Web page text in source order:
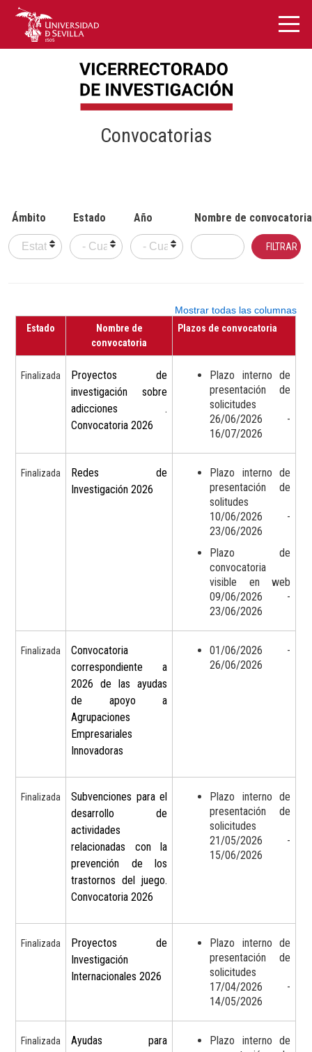
Convocatorias
Ámbito Estado Año Nombre de convocatoria
Mostrar todas las columnas
Estado
Nombre de
convocatoria
Plazos de convocatoria
Finalizada
Proyectos de
investigación sobre
adicciones .
Convocatoria 2026
Plazo interno de
presentación de
solicitudes
26/06/2026 -
16/07/2026
Finalizada
Redes de
Investigación 2026
Plazo interno de
presentación de
solitudes
10/06/2026 -
23/06/2026
Plazo de
convocatoria
visible en web
09/06/2026 -
23/06/2026
Finalizada
Convocatoria
correspondiente a
2026 de las ayudas
de apoyo a
Agrupaciones
Empresariales
Innovadoras
01/06/2026 -
26/06/2026
Finalizada
Subvenciones para el
desarrollo de
actividades
relacionadas con la
prevención de los
trastornos del juego.
Convocatoria 2026
Plazo interno de
presentación de
solicitudes
21/05/2026 -
15/06/2026
Finalizada
Proyectos de
Investigación
Internacionales 2026
Plazo interno de
presentación de
solicitudes
17/04/2026 -
14/05/2026
Finalizada
Ayudas para
Plazo interno de